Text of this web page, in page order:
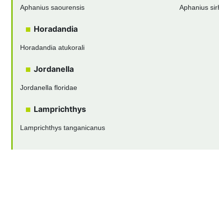
Aphanius saourensis Aphanius
Horadandia
Horadandia atukorali
Jordanella
Jordanella floridae
Lamprichthys
Lamprichthys tanganicanus